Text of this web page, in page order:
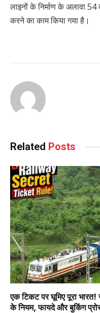
लाइनों के निर्माण के अलावा
करने का काम किया गया है।
Related Posts
एक टिकट पर घूमिए पूरा
के नियम, फायदे और बुकिंग